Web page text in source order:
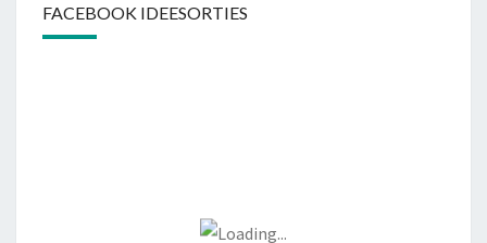
FACEBOOK IDEESORTIES